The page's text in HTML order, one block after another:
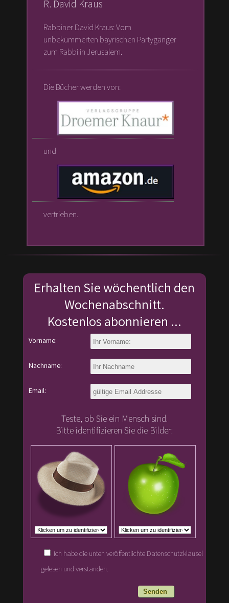
R. David Kraus
Rabbiner David Kraus: Vom
unbekümmerten bayrischen Partygänger
zum Rabbi in Jerusalem.
Die Bücher werden von:
und
vertrieben.
Erhalten Sie wöchentlich den
Wochenabschnitt.
Kostenlos abonnieren ...
Vorname:
Nachname:
Email:
Teste, ob Sie ein Mensch sind.
Bitte identifizieren Sie die Bilder:
Ich habe die unten veröffentlichte Datenschutzklausel
gelesen und verstanden.